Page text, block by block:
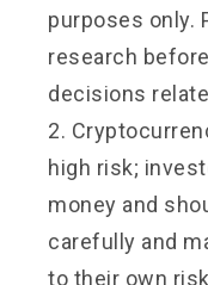
purposes only.
research
decisions
2.
high risk;
money and
carefully and
to their own